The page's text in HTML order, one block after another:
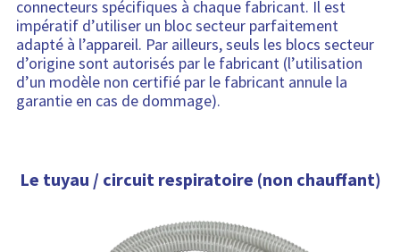
connecteurs spécifiques à chaque fabricant. Il est
impératif d’utiliser un bloc secteur parfaitement
adapté à l’appareil. Par ailleurs, seuls les blocs secteur
d’origine sont autorisés par le fabricant (l’utilisation
d’un modèle non certifié par le fabricant annule la
garantie en cas de dommage).
Le tuyau / circuit respiratoire (non chauffant)